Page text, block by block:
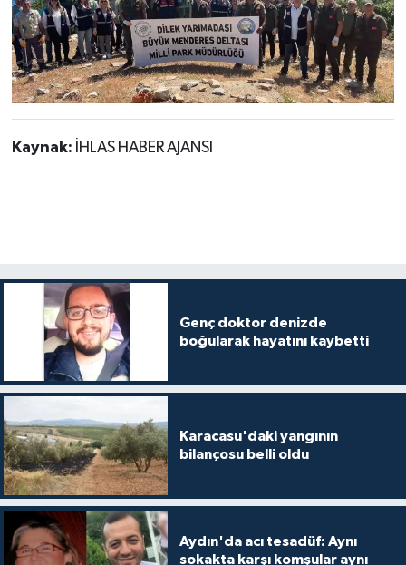
Kaynak: İHLAS HABER AJANSI
Genç doktor denizde
boğularak hayatını kaybetti
Karacasu'daki yangının
bilançosu belli oldu
Aydın'da acı tesadüf: Aynı
sokakta karşı komşular aynı